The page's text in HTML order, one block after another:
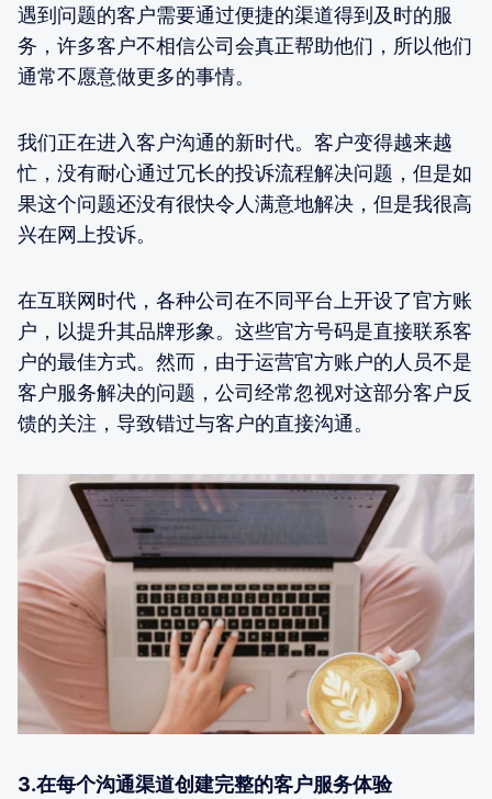
遇到问题的客户需要通过便捷的渠道得到及时的服
务，许多客户不相信公司会真正帮助他们，所以他们
通常不愿意做更多的事情。
我们正在进入客户沟通的新时代。客户变得越来越
忙，没有耐心通过冗长的投诉流程解决问题，但是如
果这个问题还没有很快令人满意地解决，但是我很高
兴在网上投诉。
在互联网时代，各种公司在不同平台上开设了官方账
户，以提升其品牌形象。这些官方号码是直接联系客
户的最佳方式。然而，由于运营官方账户的人员不是
客户服务解决的问题，公司经常忽视对这部分客户反
馈的关注，导致错过与客户的直接沟通。
3.在每个沟通渠道创建完整的客户服务体验